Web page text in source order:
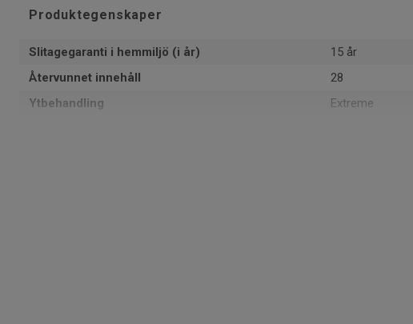
Produktegenskaper
Slitagegaranti i hemmiljö (i år)
15 år
Återvunnet innehåll
28
Ytbehandling
Extreme